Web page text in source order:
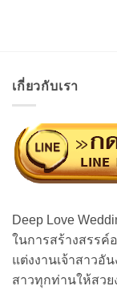
เกี่ยวกับเรา
Deep Love
ในการสร้างสรร
แต่งงานเจ้าสาวอั
สาวทุกท่านให้สว